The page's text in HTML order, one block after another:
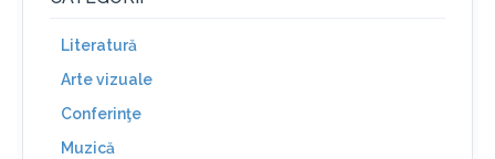
Literatură
Arte vizuale
Conferinţe
Muzică